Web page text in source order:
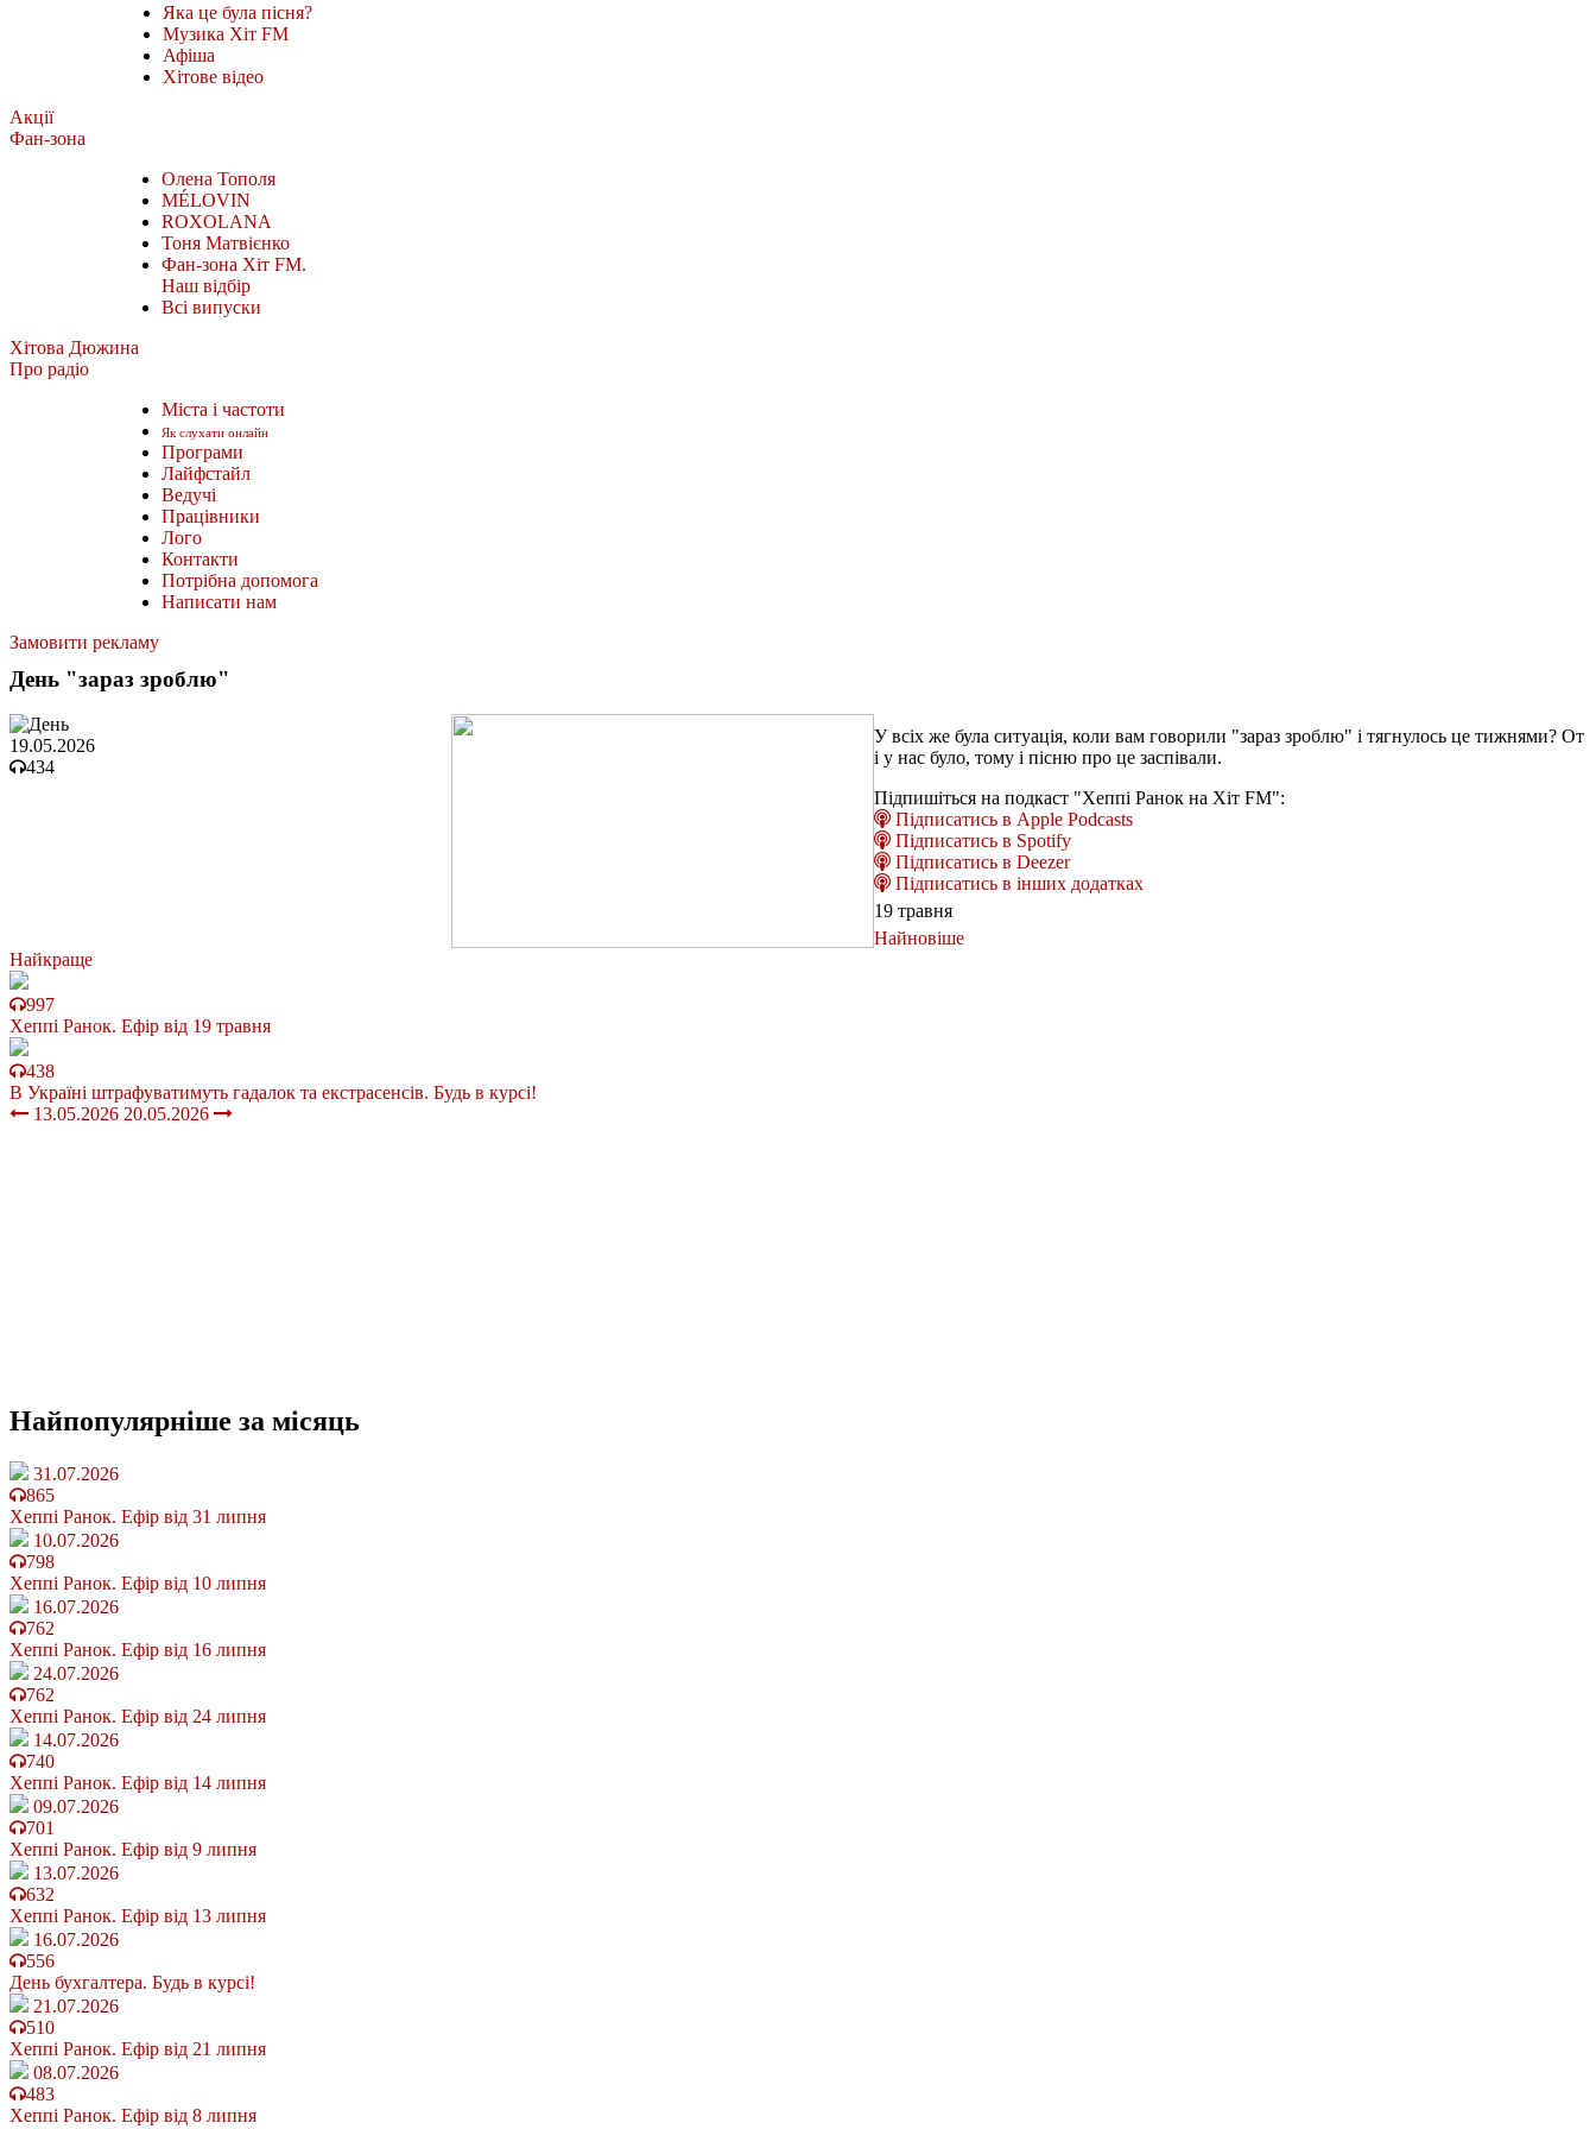
Яка це була пісня?
Музика Хіт FM
Афіша
Хітове відео
Акції
Фан-зона
Олена Тополя
MÉLOVIN
ROXOLANA
Тоня Матвієнко
Фан-зона Хіт FM.
Наш відбір
Всі випуски
Хітова Дюжина
Про радіо
Міста і частоти
Як слухати онлайн
Програми
Лайфстайл
Ведучі
Працівники
Лого
Контакти
Потрібна допомога
Написати нам
Замовити рекламу
День "зараз зроблю"
19.05.2026
434
У всіх же була ситуація, коли вам говорили "зараз зроблю" і тягнулось це тижнями? От
і у нас було, тому і пісню про це заспівали.
Підпишіться на подкаст "Хеппі Ранок на Хіт FM":
Підписатись в Apple Podcasts
Підписатись в Spotify
Підписатись в Deezer
Підписатись в інших додатках
19 травня
Найновіше
Найкраще
997
Хеппі Ранок. Ефір від 19 травня
438
В Україні штрафуватимуть гадалок та екстрасенсів. Будь в курсі!
13.05.2026 20.05.2026
Найпопулярніше за місяць
31.07.2026
865
Хеппі Ранок. Ефір від 31 липня
10.07.2026
798
Хеппі Ранок. Ефір від 10 липня
16.07.2026
762
Хеппі Ранок. Ефір від 16 липня
24.07.2026
762
Хеппі Ранок. Ефір від 24 липня
14.07.2026
740
Хеппі Ранок. Ефір від 14 липня
09.07.2026
701
Хеппі Ранок. Ефір від 9 липня
13.07.2026
632
Хеппі Ранок. Ефір від 13 липня
16.07.2026
556
День бухгалтера. Будь в курсі!
21.07.2026
510
Хеппі Ранок. Ефір від 21 липня
08.07.2026
483
Хеппі Ранок. Ефір від 8 липня